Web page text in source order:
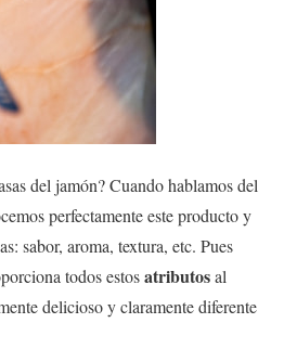
del jamón? Cuando hablamos del
perfectamente este producto y
sabor, aroma, textura, etc. Pues
todos estosatributosal
delicioso y claramente diferente